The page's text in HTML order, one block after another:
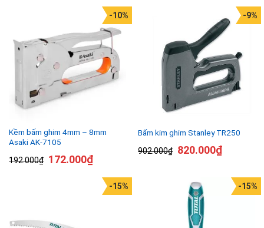
Kềm bấm ghim 4mm – 8mm
Asaki AK-7105
192.000₫
-10%
172.000₫
Bấm kim ghim Stanley TR250
902.000₫
-9%
820.000₫
-15% -15%